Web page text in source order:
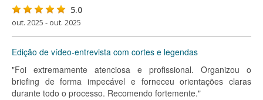
5.0
out. 2025 - out. 2025
Edição de vídeo-entrevista com cortes e legendas
"Foi extremamente atenciosa e profissional. Organizou o
briefing de forma impecável e forneceu orientações claras
durante todo o processo. Recomendo fortemente."